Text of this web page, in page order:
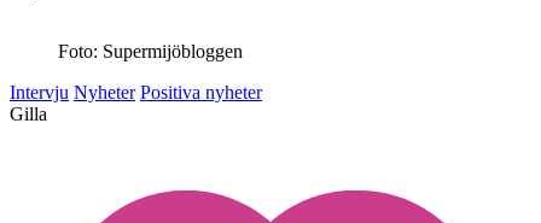
Foto: Supermijöbloggen
Intervju Nyheter Positiva nyheter
Gilla